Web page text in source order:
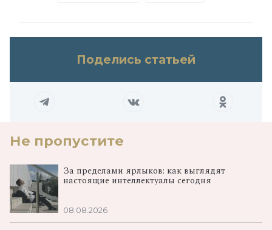
Поделись статьей
Не пропустите
За пределами ярлыков: как выглядят
настоящие интеллектуалы сегодня
08.08.2026